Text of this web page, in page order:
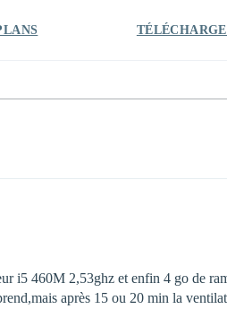
i5 460M 2,53ghz et enfin 4 go de
après 15 ou 20 min la